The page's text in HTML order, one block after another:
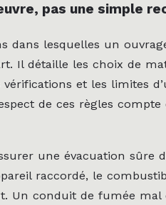
pas une simple
dans lesquelles un
Il détaille les choix de
et les limites
de ces règles compte
une évacuation sûre
raccordé, le
Un conduit de fumée mal